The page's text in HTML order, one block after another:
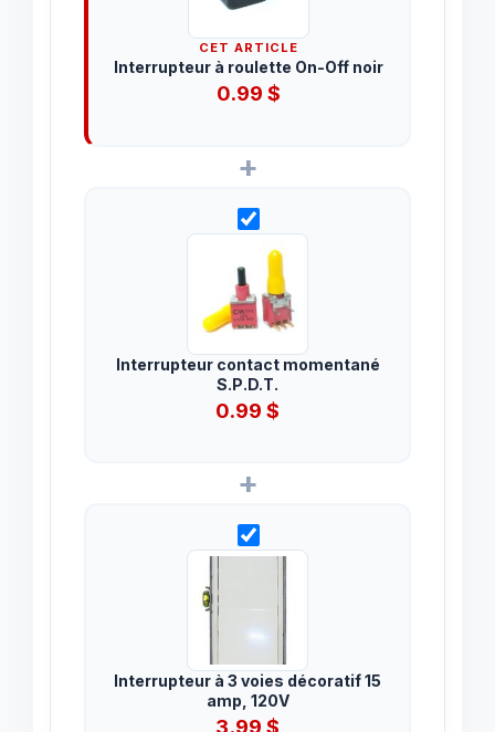
CET ARTICLE
Interrupteur à roulette On-Off noir
0.99$
+
Interrupteur contact momentané
S.P.D.T.
0.99 $
+
Interrupteur à 3 voies décoratif 15
amp, 120V
3.99 $